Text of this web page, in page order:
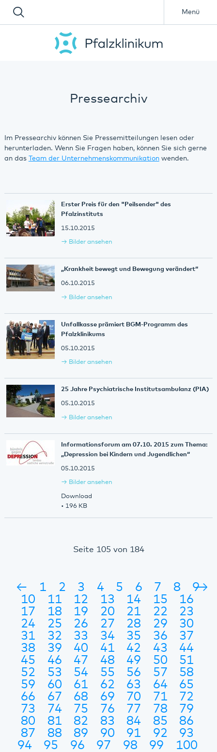
Menü
Pressearchiv
Im Pressearchiv können Sie Pressemitteilungen lesen oder
herunterladen. Wenn Sie Fragen haben, können Sie sich gerne
an das Team der Unternehmenskommunikationwenden.
Erster Preis für den "Peilsender" des
Pfalzinstituts
15.10.2015
Bilder ansehen
„Krankheit bewegt und Bewegung verändert“
06.10.2015
Bilder ansehen
Unfallkasse prämiert BGM-Programm des
Pfalzklinikums
05.10.2015
Bilder ansehen
25 Jahre Psychiatrische Institutsambulanz (PIA)
05.10.2015
Bilder ansehen
Informationsforum am 07.10. 2015 zum Thema:
„Depression bei Kindern und Jugendlichen“
05.10.2015
Bilder ansehen
Download
• 196 KB
Seite 105 von 184
← 1 2 3 4 5 6 7 8
9
10
11 12 13 14 15
16
17
18 19 20 21 22
23
24
25 26 27 28 29
30
31
32 33 34 35 36
37
38
39 40 41 42 43
44
45
46 47 48 49 50
51
52
53 54 55 56 57
58
59
60 61 62 63 64
65
66
67 68 69 70 71
72
73
74 75 76 77 78
79
80
81 82 83 84 85
86
87
88 89 90 91 92
93
94
95 96 97 98 99
100
→